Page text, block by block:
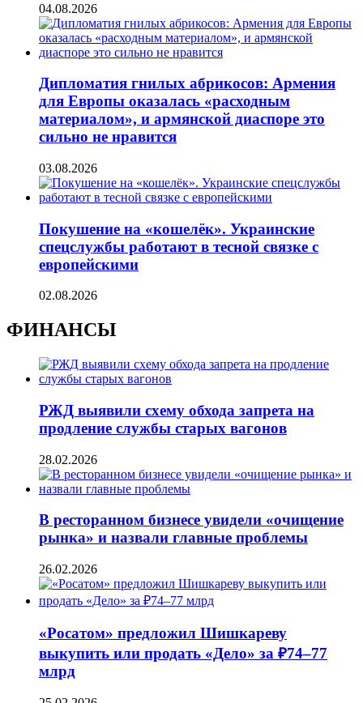
04.08.2026
Дипломатия гнилых абрикосов: Армения
для Европы оказалась «расходным
материалом», и армянской диаспоре это
сильно не нравится
03.08.2026
Покушение на «кошелёк». Украинские
спецслужбы работают в тесной связке с
европейскими
02.08.2026
ФИНАНСЫ
РЖД выявили схему обхода запрета на
продление службы старых вагонов
28.02.2026
В ресторанном бизнесе увидели «очищение
рынка» и назвали главные проблемы
26.02.2026
«Росатом» предложил Шишкареву
выкупить или продать «Дело» за ₽74–77
млрд